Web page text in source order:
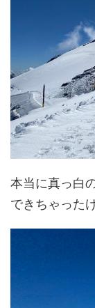
本当に真っ白
できちゃった